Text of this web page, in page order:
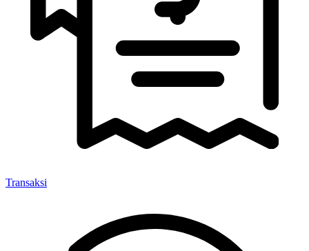
Transaksi